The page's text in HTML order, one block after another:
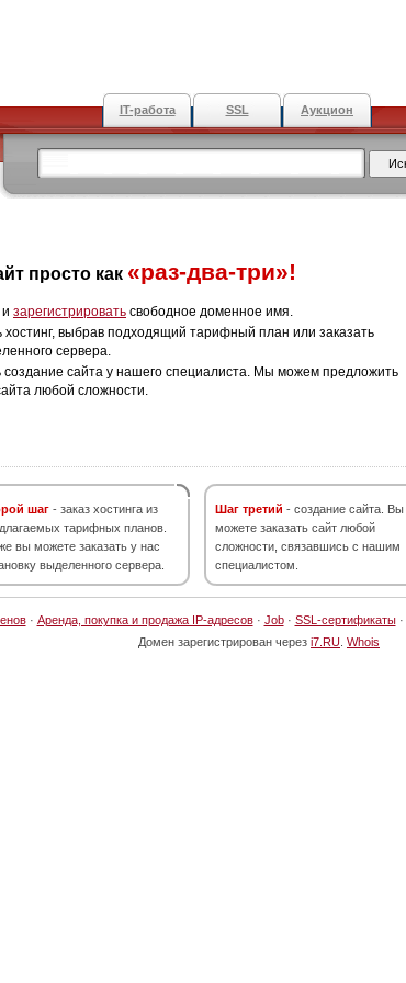
IT-работа SSL Аукцион
просто как «раз-два-три»!
зарегистрировать свободное доменное имя.
хостинг, выбрав подходящий тарифный план или заказать
сервера.
создание сайта у нашего специалиста. Мы можем предложить
любой сложности.
шаг - заказ хостинга из
тарифных планов.
вы можете заказать у нас
выделенного сервера.
Шаг третий - создание сайта. Вы
можете заказать сайт любой
сложности, связавшись с нашим
специалистом.
· Аренда, покупка и продажа IP-адресов· Job· SSL-сертификаты·
Домен зарегистрирован через i7.RU Whois